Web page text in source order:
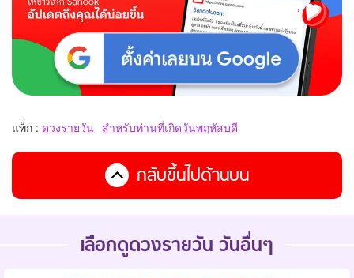
แท็ก : ดวงรายวัน สำหรับท่านที่เกิดวันพฤหัสบดี
กลับขึ้นไปด้านบน
เลือกดูดวงรายวัน วันอื่นๆ